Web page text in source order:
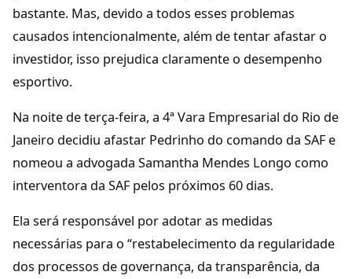
bastante. Mas, devido a todos esses problemas
causados intencionalmente, além de tentar afastar o
investidor, isso prejudica claramente o desempenho
esportivo.
Na noite de terça-feira, a 4ª Vara Empresarial do Rio de
Janeiro decidiu afastar Pedrinho do comando da SAF e
nomeou a advogada Samantha Mendes Longo como
interventora da SAF pelos próximos 60 dias.
Ela será responsável por adotar as medidas
necessárias para o “restabelecimento da regularidade
dos processos de governança, da transparência, da